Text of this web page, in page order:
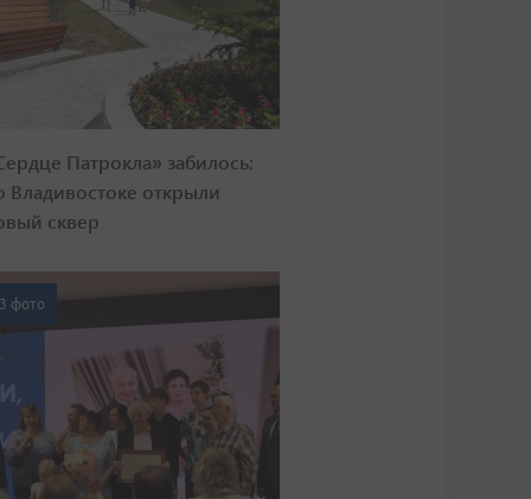
Патрокла» забилось:
Владивостоке открыли
сквер
фото